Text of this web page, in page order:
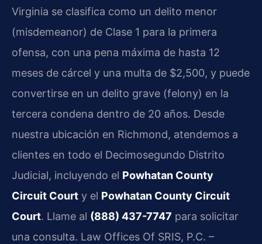
Virginia se clasifica como un delito menor
(misdemeanor) de Clase 1 para la primera
ofensa, con una pena máxima de hasta 12
meses de cárcel y una multa de $2,500, y puede
convertirse en un delito grave (felony) en la
tercera condena dentro de 20 años. Desde
nuestra ubicación en Richmond, atendemos a
clientes en todo el Decimosegundo Distrito
Judicial, incluyendo el Powhatan County
Circuit Court y el Powhatan County Circuit
Court. Llame al (888) 437-7747 para solicitar
una consulta. Law Offices Of SRIS, P.C. –